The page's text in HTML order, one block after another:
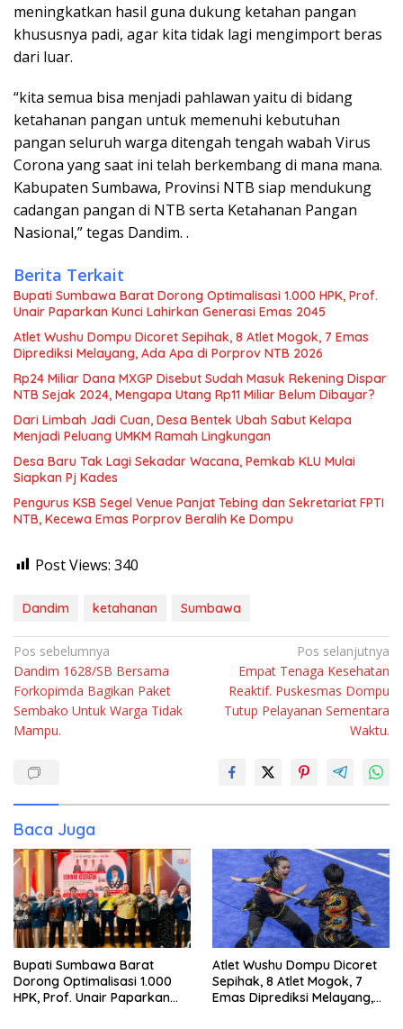
meningkatkan hasil guna dukung ketahan pangan
khususnya padi, agar kita tidak lagi mengimport beras
dari luar.
“kita semua bisa menjadi pahlawan yaitu di bidang
ketahanan pangan untuk memenuhi kebutuhan
pangan seluruh warga ditengah tengah wabah Virus
Corona yang saat ini telah berkembang di mana mana.
Kabupaten Sumbawa, Provinsi NTB siap mendukung
cadangan pangan di NTB serta Ketahanan Pangan
Nasional,” tegas Dandim. .
Berita Terkait
Bupati Sumbawa Barat Dorong Optimalisasi 1.000 HPK, Prof.
Unair Paparkan Kunci Lahirkan Generasi Emas 2045
Atlet Wushu Dompu Dicoret Sepihak, 8 Atlet Mogok, 7 Emas
Diprediksi Melayang, Ada Apa di Porprov NTB 2026
Rp24 Miliar Dana MXGP Disebut Sudah Masuk Rekening Dispar
NTB Sejak 2024, Mengapa Utang Rp11 Miliar Belum Dibayar?
Dari Limbah Jadi Cuan, Desa Bentek Ubah Sabut Kelapa
Menjadi Peluang UMKM Ramah Lingkungan
Desa Baru Tak Lagi Sekadar Wacana, Pemkab KLU Mulai
Siapkan Pj Kades
Pengurus KSB Segel Venue Panjat Tebing dan Sekretariat FPTI
NTB, Kecewa Emas Porprov Beralih Ke Dompu
Post Views: 340
Dandim ketahanan Sumbawa
Navigasi
pos
Pos sebelumnya
Dandim 1628/SB Bersama
Forkopimda Bagikan Paket
Sembako Untuk Warga Tidak
Mampu.
Pos selanjutnya
Empat Tenaga Kesehatan
Reaktif. Puskesmas Dompu
Tutup Pelayanan Sementara
Waktu.
Baca Juga
Bupati Sumbawa Barat
Dorong Optimalisasi 1.000
HPK, Prof. Unair Paparkan
Atlet Wushu Dompu Dicoret
Sepihak, 8 Atlet Mogok, 7
Emas Diprediksi Melayang,